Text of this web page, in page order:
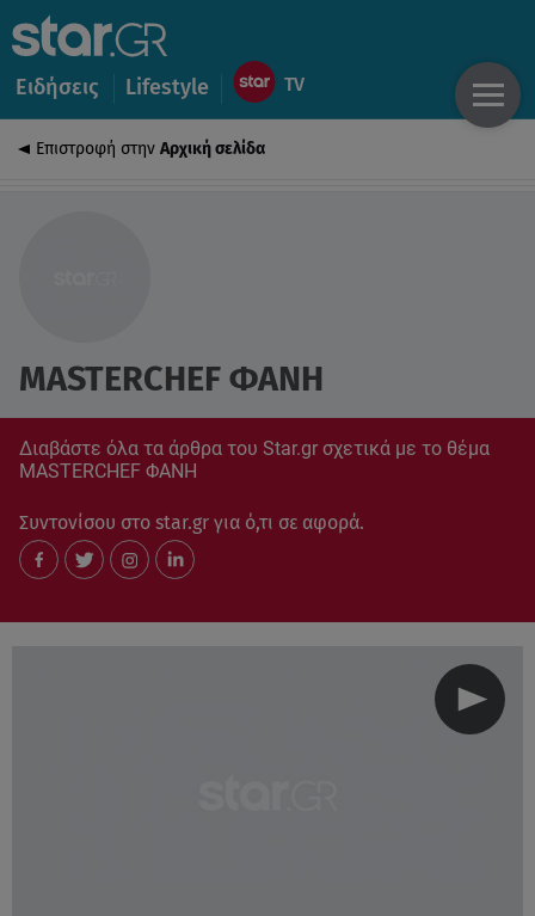
Ειδήσεις Lifestyle
Επιστροφή στην Αρχική σελίδα
MASTERCHEF ΦΑΝΗ
Διαβάστε όλα τα άρθρα του Star.gr σχετικά με το θέμα
MASTERCHEF ΦΑΝΗ
Συντονίσου στο star.gr για ό,τι σε αφορά.